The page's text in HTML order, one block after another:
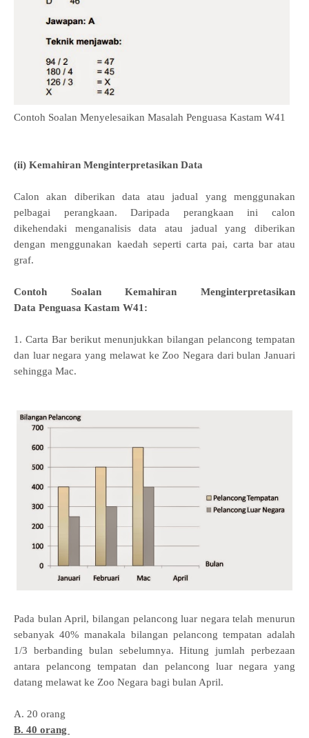
Contoh Soalan Menyelesaikan Masalah Penguasa Kastam W41
(ii) Kemahiran Menginterpretasikan Data
Calon akan diberikan data atau jadual yang menggunakan
pelbagai perangkaan. Daripada perangkaan ini calon
dikehendaki menganalisis data atau jadual yang diberikan
dengan menggunakan kaedah seperti carta pai, carta bar atau
graf.
Contoh SoalanKemahiran Menginterpretasikan
Data Penguasa Kastam W41 :
1. Carta Bar berikut menunjukkan bilangan pelancong tempatan
dan luar negarayang melawat ke Zoo Negara dari bulan Januari
sehingga Mac.
Pada bulan April, bilangan pelancong luar negara telah menurun
sebanyak 40%manakala bilangan pelancong tempatan adalah
1/3 berbanding bulan sebelumnya. Hitung jumlah perbezaan
antara pelancong tempatan dan pelancong luar negara yang
datang melawat ke Zoo Negara bagi bulan April.
A. 20 orang
B. 40 orang